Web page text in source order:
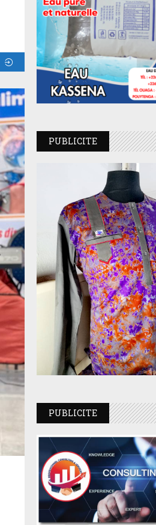
PUBLICITE
PUBLICITE